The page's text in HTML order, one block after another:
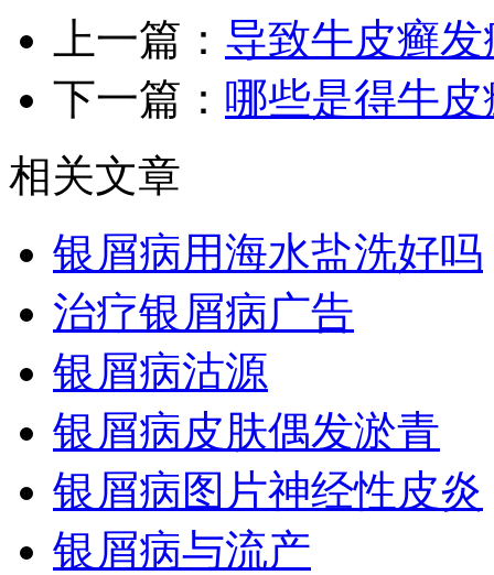
上一篇： 导致牛皮癣
下一篇： 哪些是得牛
相关文章
银屑病用海水盐洗好吗
治疗银屑病广告
银屑病沽源
银屑病皮肤偶发淤青
银屑病图片神经性皮炎
银屑病与流产